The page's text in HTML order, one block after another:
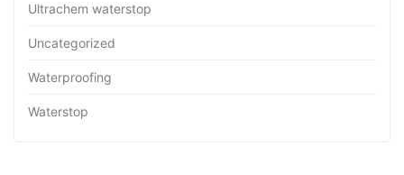
Ultrachem waterstop
Uncategorized
Waterproofing
Waterstop